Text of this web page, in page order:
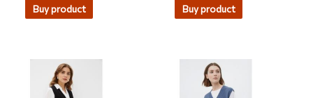
Buy product Buy product